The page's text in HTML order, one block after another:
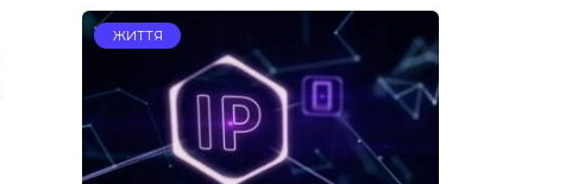
ЖИТТЯ